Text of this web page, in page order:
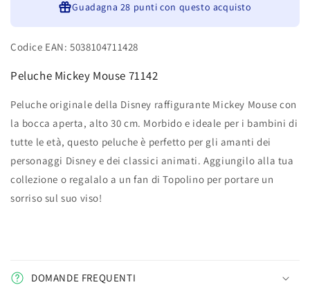
cm
Guadagna 28 punti con questo acquisto
Codice EAN: 5038104711428
Peluche Mickey Mouse 71142
Peluche originale della Disney raffigurante Mickey Mouse con
la bocca aperta, alto 30 cm. Morbido e ideale per i bambini di
tutte le età, questo peluche è perfetto per gli amanti dei
personaggi Disney e dei classici animati. Aggiungilo alla tua
collezione o regalalo a un fan di Topolino per portare un
sorriso sul suo viso!
DOMANDE FREQUENTI